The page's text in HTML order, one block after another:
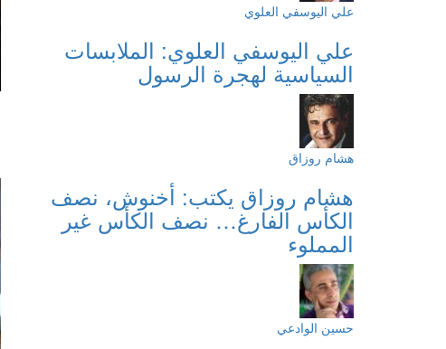
علي اليوسفي العلوي
علي اليوسفي العلوي: الملابسات
السياسية لهجرة الرسول
هشام روزاق
هشام روزاق يكتب: أخنوش، نصف
الكأس الفارغ… نصف الكأس غير
المملوء
حسين الوادعي